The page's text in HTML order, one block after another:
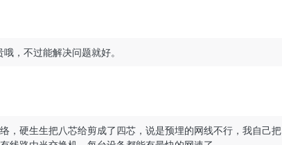
，不过能解决问题就好。
，硬生生把八芯给剪成了四芯，说是预埋的网线不行，我自己把